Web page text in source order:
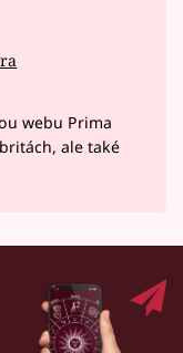
webu Prima
ale také